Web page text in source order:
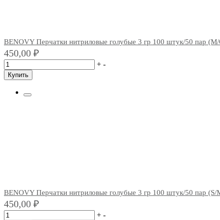
BENOVY Перчатки нитриловые голубые 3 гр 100 штук/50 пар
450,00 ₽
+ -
Купить
BENOVY Перчатки нитриловые голубые 3 гр 100 штук/50 пар
450,00 ₽
+ -